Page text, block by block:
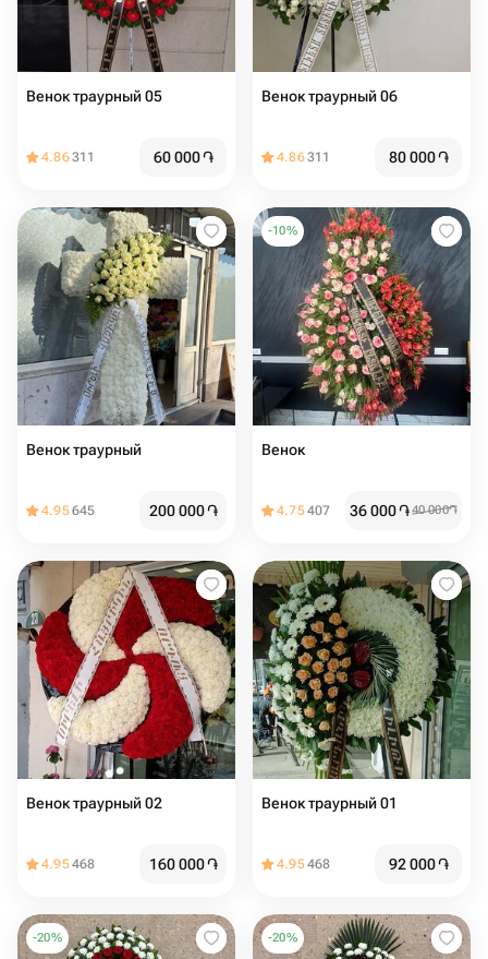
Венок траурный 05
4.86311 60 000֏
Венок траурный 06
4.86311 80 000֏
Венок траурный
4.95645 200 000֏
-10%
Венок
4.75407 36 000֏40 000֏
Венок траурный 02
4.95468 160 000֏
Венок траурный 01
4.95468 92 000֏
-20% -20%